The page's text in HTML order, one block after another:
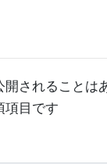
されることは
項目です